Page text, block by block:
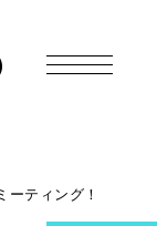
ーティング！